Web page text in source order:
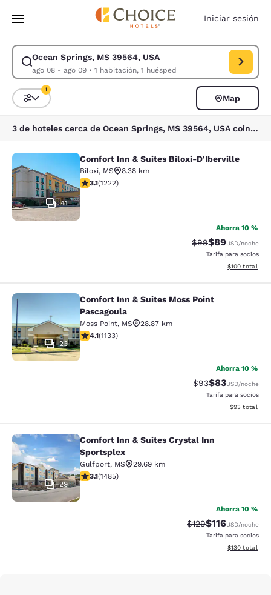
Pasar A Contenido Principal
Iniciar sesión
Ocean Springs, MS 39564, USA
ago 08 - ago 09• 1 habitación, 1 huésped
Modificar la búsqueda de Ocean Springs, MS 39564, USA. Fecha de
Ordenar y filtrar
1
Map
3 de hoteles cerca de Ocean Springs, MS 39564, USA coinciden con tus filtros
Comfort Inn & Suites Biloxi-
41
Comfort Inn & Suites Biloxi-D'Iberville
Biloxi, MS
8.38 km
calificación de 3.12 estrellas. Bueno. 1222 reseñas
3.1(1222)
Ahorra 10 %
Precio tachado:
$99Precio con
$89USD/noche
Tarifa para socios
Ver detalles
$100 total
Comfort Inn & Suites Moss Point
23
Comfort Inn & Suites Moss Point
Pascagoula
Moss Point, MS
28.87 km
calificación de 4.09 estrellas. Muy bueno. 1133
4.1(1133)
Ahorra 10 %
Precio tachado:
$93Precio con
$83USD/noche
Tarifa para socios
Ver detalles
$93 total
Comfort Inn & Suites Crystal Inn
29
Comfort Inn & Suites Crystal Inn
Sportsplex
Gulfport, MS
29.69 km
calificación de 3.15 estrellas. Bueno. 1485 reseñas
3.1(1485)
Ahorra 10 %
Precio tachado:
$129Precio con
$116USD/noche
Tarifa para socios
Ver detalles
$130 total